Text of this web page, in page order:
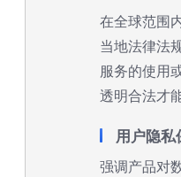
在全球范围
当地法律法
服务的使用
透明合法才
用户隐
强调产品对